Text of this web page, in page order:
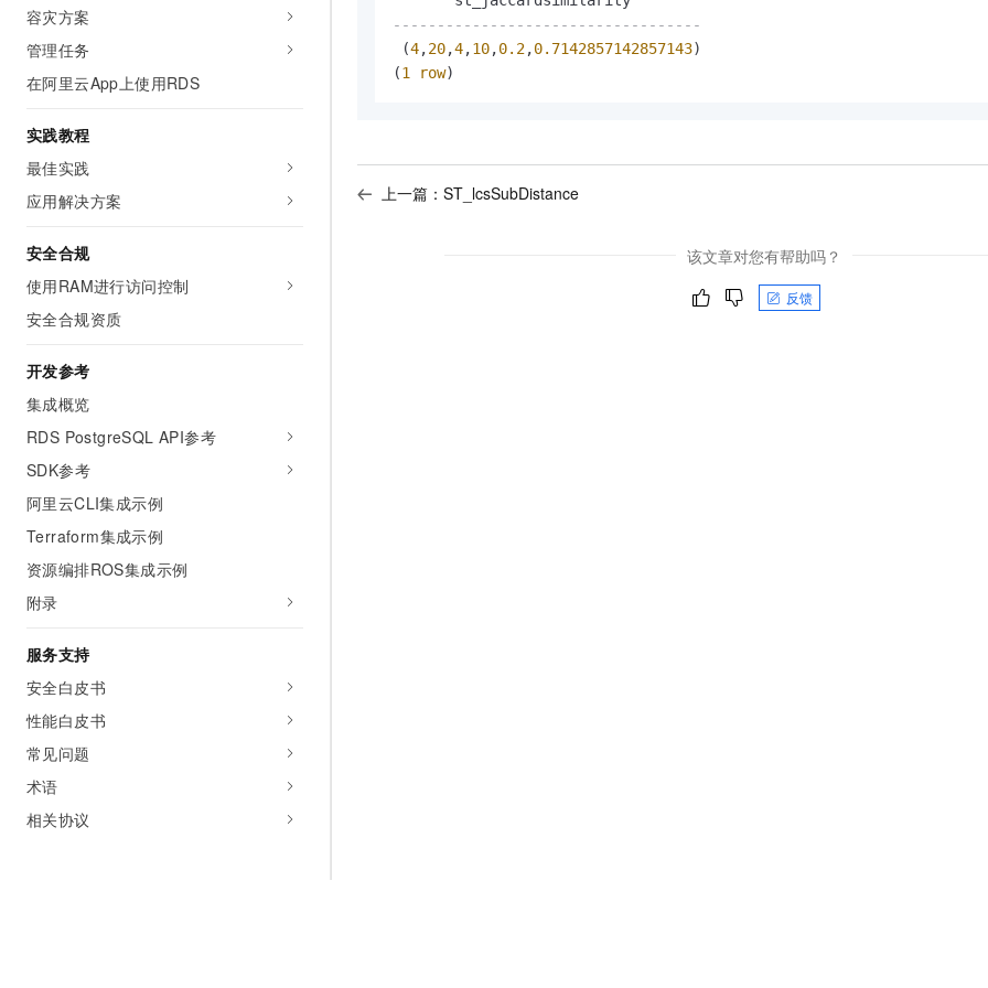
容灾方案
管理任务
在阿里云App上使用RDS
实践教程
最佳实践
应用解决方案
安全合规
使用RAM进行访问控制
安全合规资质
开发参考
集成概览
RDS PostgreSQL API参考
SDK参考
阿里云CLI集成示例
Terraform集成示例
资源编排ROS集成示例
附录
服务支持
安全白皮书
性能白皮书
常见问题
术语
相关协议
-----------------------------------
(4,20,4,10,0.2,0.7142857142857143)
(1 row)
上一篇： ST_lcsSubDistance
该文章对您有帮助吗？
反馈